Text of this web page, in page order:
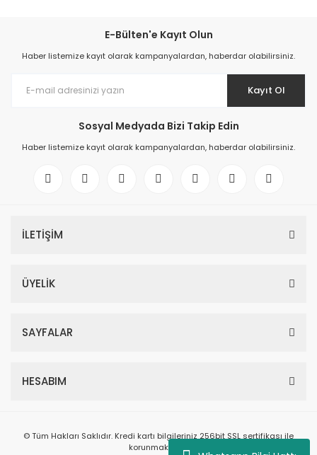
E-Bülten'e Kayıt Olun
Haber listemize kayıt olarak kampanyalardan, haberdar olabilirsiniz.
Kayıt Ol
Sosyal Medyada Bizi Takip Edin
Haber listemize kayıt olarak kampanyalardan, haberdar olabilirsiniz.
İLETİŞİM
ÜYELİK
SAYFALAR
HESABIM
© Tüm Hakları Saklıdır. Kredi kartı bilgileriniz 256bit SSL sertifikası ile
korunmaktadır.